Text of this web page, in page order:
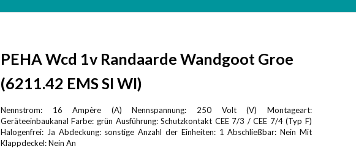
PEHA Wcd 1v Randaarde Wandgoot Groe
(6211.42 EMS SI WI)
Nennstrom: 16 Ampère (A) Nennspannung: 250 Volt (V) Montageart:
Geräteeinbaukanal Farbe: grün Ausführung: Schutzkontakt CEE 7/3 / CEE 7/4 (Typ F)
Halogenfrei: Ja Abdeckung: sonstige Anzahl der Einheiten: 1 Abschließbar: Nein Mit
Klappdeckel: Nein An